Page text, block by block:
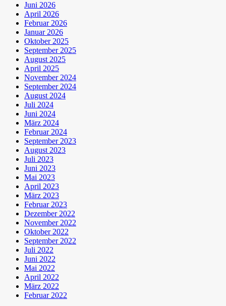
Juni 2026
April 2026
Februar 2026
Januar 2026
Oktober 2025
September 2025
August 2025
April 2025
November 2024
September 2024
August 2024
Juli 2024
Juni 2024
März 2024
Februar 2024
September 2023
August 2023
Juli 2023
Juni 2023
Mai 2023
April 2023
März 2023
Februar 2023
Dezember 2022
November 2022
Oktober 2022
September 2022
Juli 2022
Juni 2022
Mai 2022
April 2022
März 2022
Februar 2022